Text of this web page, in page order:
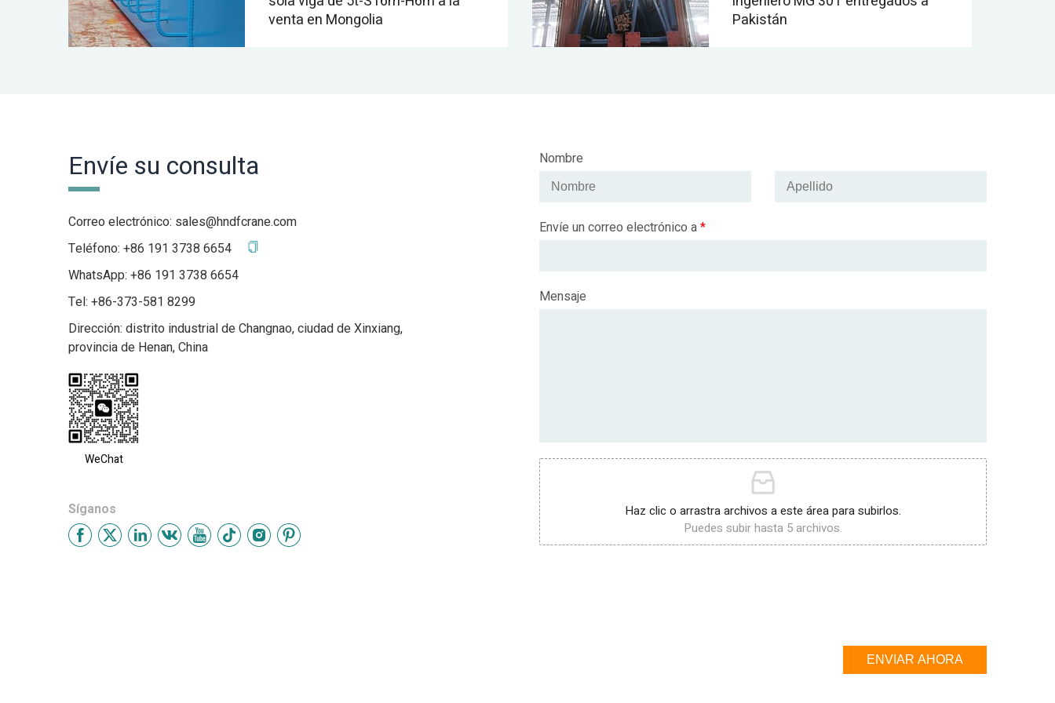
venta en Mongolia
Pakistán
Envíe su consulta
Correo electrónico: sales@hndfcrane.com
Teléfono: +86 191 3738 6654
WhatsApp: +86 191 3738 6654
Tel: +86-373-581 8299
Dirección: distrito industrial de Changnao, ciudad de Xinxiang,
provincia de Henan, China
WeChat
Síganos
Nombre
Envíe un correo electrónico a*
Mensaje
Haz clic o arrastra archivos a este área para subirlos.
Puedes subir hasta 5 archivos.
ENVIAR AHORA